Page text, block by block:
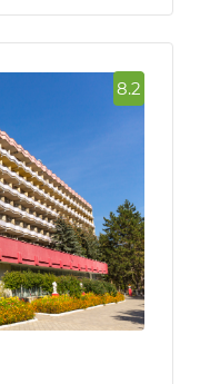
8.2